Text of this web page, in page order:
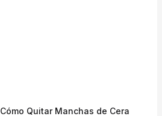
Cómo Quitar Manchas de Cera